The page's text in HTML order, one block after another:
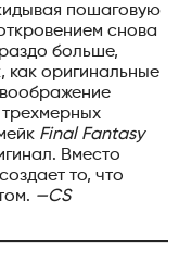
пошаговую
снова
больше,
как оригинальные
Final Fantasy
Вместо
то, что
—CS